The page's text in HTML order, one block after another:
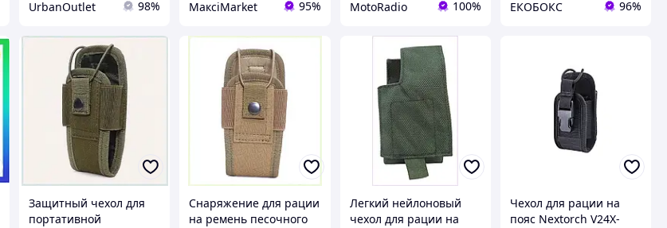
UrbanOutlet 98% МаксіMarket 95% MotoRadio 100% ЕКОБОКС 96%
Защитный чехол для
портативной
Снаряжение для рации
на ремень песочного
Легкий нейлоновый
чехол для рации на
Чехол для рации на
пояс Nextorch V24X-